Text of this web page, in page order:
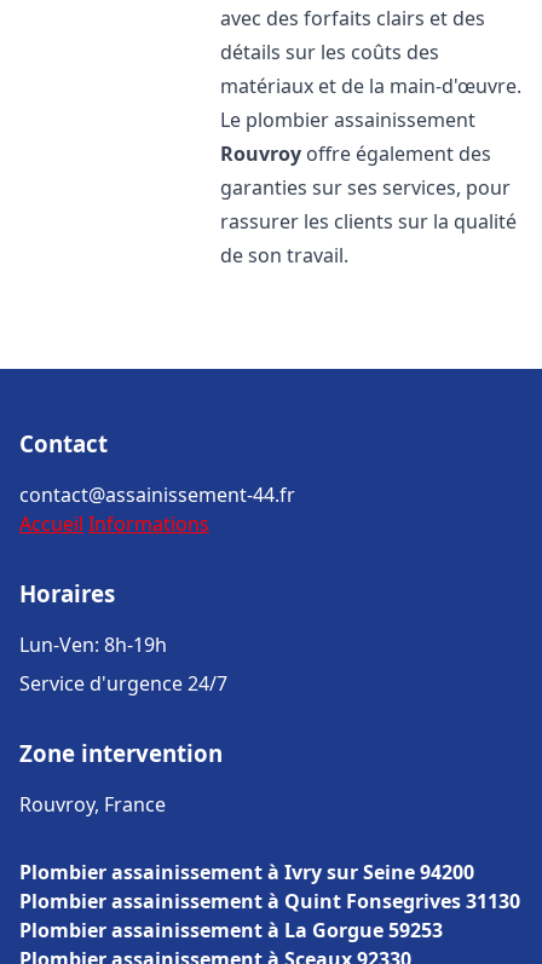
avec des forfaits clairs et des
détails sur les coûts des
matériaux et de la main-d'œuvre.
Le plombier assainissement
Rouvroy offre également des
garanties sur ses services, pour
rassurer les clients sur la qualité
de son travail.
Contact
contact@assainissement-44.fr
Accueil Informations
Horaires
Lun-Ven: 8h-19h
Service d'urgence 24/7
Zone intervention
Rouvroy, France
Plombier assainissement à Ivry sur Seine 94200
Plombier assainissement à Quint Fonsegrives 31130
Plombier assainissement à La Gorgue 59253